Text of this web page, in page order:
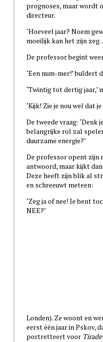
prognoses, maar wordt
directeur.
‘Hoeveel jaar? Noem
moeilijk kan het zijn
De professor begint
‘Een num-mer!’ buldert
‘Twintig tot dertig jaar,’
‘Kijk! Zie je nou wel dat je
De tweede vraag: ‘Denk
belangrijke rol zal
duurzame energie?’
De professor opent zijn
antwoord, maar kijkt
Deze heeft zijn blik al
en schreeuwt meteen:
‘Zeg ja of nee! Je bent
NEE?’
Londen). Ze woont en
eerst één jaar in Pskov,
portretteert voor Tirade